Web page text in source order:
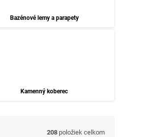
Bazénové lemy a parapety
Kamenný koberec
208 položiek celkom